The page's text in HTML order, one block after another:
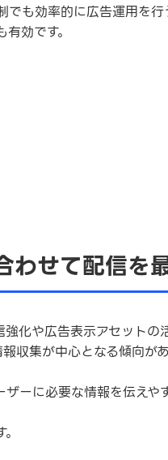
も効率的に広告運用を行
効です。
わせて配信を
化や広告表示アセットの
収集が中心となる傾向が
ーに必要な情報を伝えや